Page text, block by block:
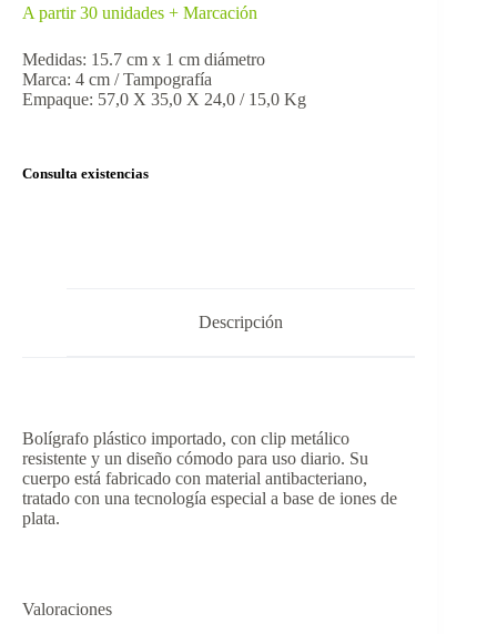
A partir 30 unidades + Marcación
Medidas: 15.7 cm x 1 cm diámetro
Marca: 4 cm / Tampografía
Empaque: 57,0 X 35,0 X 24,0 / 15,0 Kg
Consulta existencias
Descripción
Bolígrafo plástico importado, con clip metálico
resistente y un diseño cómodo para uso diario. Su
cuerpo está fabricado con material antibacteriano,
tratado con una tecnología especial a base de iones de
plata.
Valoraciones